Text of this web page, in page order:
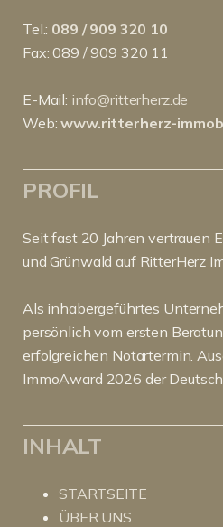
Tel.: 089 / 909 320 10
Fax: 089 / 909 320 11
E-Mail: info@ritterherz.de
Web:www.ritterherz-
PROFIL
Seit fast 20 Jahren vertrauen
und Grünwald auf RitterHerz
Als inhabergeführtes
persönlich vom ersten
erfolgreichen Notartermin.
ImmoAward 2026 der
INHALT
STARTSEITE
ÜBER UNS